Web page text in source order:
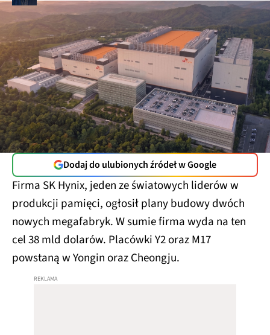
Dodaj do ulubionych źródeł w Google
Firma SK Hynix, jeden ze światowych liderów w
produkcji pamięci, ogłosił plany budowy dwóch
nowych megafabryk. W sumie firma wyda na ten
cel 38 mld dolarów. Placówki Y2 oraz M17
powstaną w Yongin oraz Cheongju.